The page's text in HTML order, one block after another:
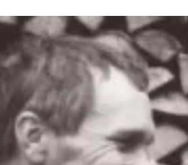
Карта
Новости
Что привезти (сувениры)